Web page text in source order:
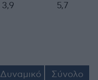
3,9 5,7
Δυναμικό
Σύνολο